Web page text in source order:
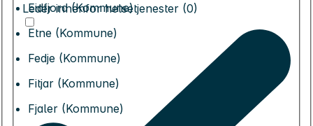
Eidfjord (Kommune)
Etne (Kommune)
Fedje (Kommune)
Fitjar (Kommune)
Fjaler (Kommune)
Leder innenfor helsetjenester (0)